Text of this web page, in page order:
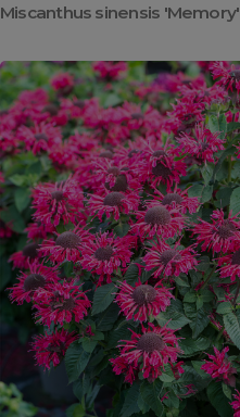
Miscanthus sinensis 'Memory'